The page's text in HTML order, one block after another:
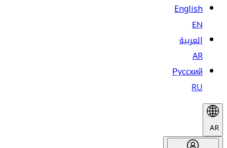
English
EN
العربية
AR
Русский
RU
AR